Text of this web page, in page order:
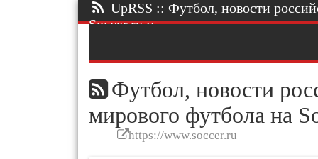
UpRSS :: Футбол, новости
Soccer.ru ::.
Футбол, новости
мирового футбола на
https://www.soccer.ru